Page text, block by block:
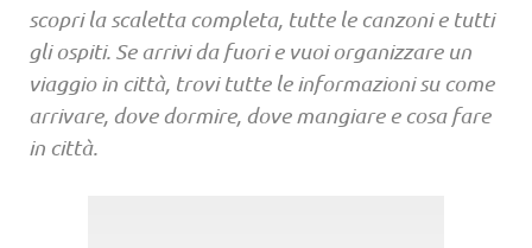
scopri la scaletta completa, tutte le canzoni e tutti
gli ospiti. Se arrivi da fuori e vuoi organizzare un
viaggio in città, trovi tutte le informazioni su come
arrivare, dove dormire, dove mangiare e cosa fare
in città.